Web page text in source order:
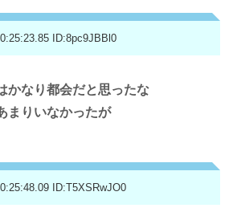
ID:8pc9JBBl0
かなり都会だと思ったな
まりいなかったが
ID:T5XSRwJO0